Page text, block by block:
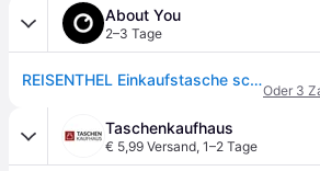
About You
2–3 Tage
REISENTHEL Einkaufstasche schwarz
Oder 3
Taschenkaufhaus
€ 5,99 Versand, 1–2 Tage